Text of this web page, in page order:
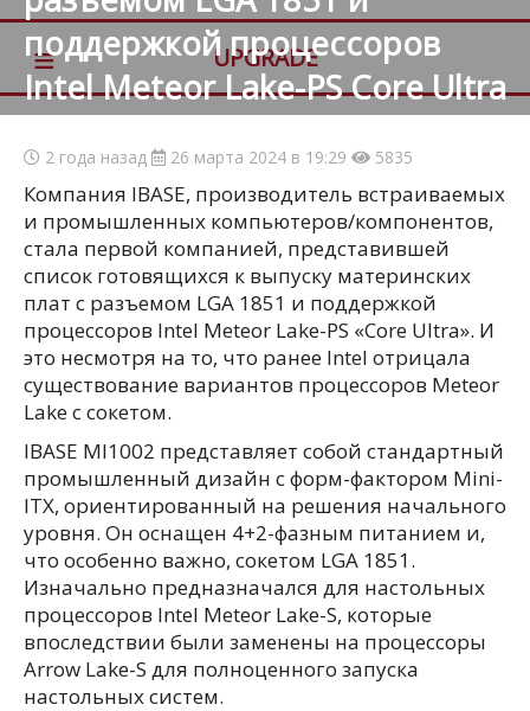
≡ UPGRADE
поддержкой процессоров
Intel Meteor Lake-PS Core Ultra
2 года назад 26 марта 2024 в 19:29 5835
Компания IBASE, производитель встраиваемых
и промышленных компьютеров/компонентов,
стала первой компанией, представившей
список готовящихся к выпуску материнских
плат с разъемом LGA 1851 и поддержкой
процессоров Intel Meteor Lake-PS «Core Ultra». И
это несмотря на то, что ранее Intel отрицала
существование вариантов процессоров Meteor
Lake с сокетом.
IBASE MI1002 представляет собой стандартный
промышленный дизайн с форм-фактором Mini-
ITX, ориентированный на решения начального
уровня. Он оснащен 4+2-фазным питанием и,
что особенно важно, сокетом LGA 1851.
Изначально предназначался для настольных
процессоров Intel Meteor Lake-S, которые
впоследствии были заменены на процессоры
Arrow Lake-S для полноценного запуска
настольных систем.